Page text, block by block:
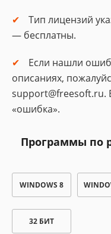
Тип лицензий
— бесплатны.
Если нашли
описаниях,
support@freesoft.ru.
«ошибка».
Программы по
WINDOWS 8
32 БИТ